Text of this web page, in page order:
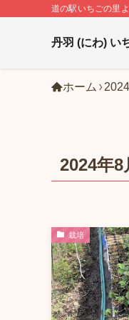
道の駅いちごの里
丹羽 (にわ) い
ホーム
2024年8
栽培